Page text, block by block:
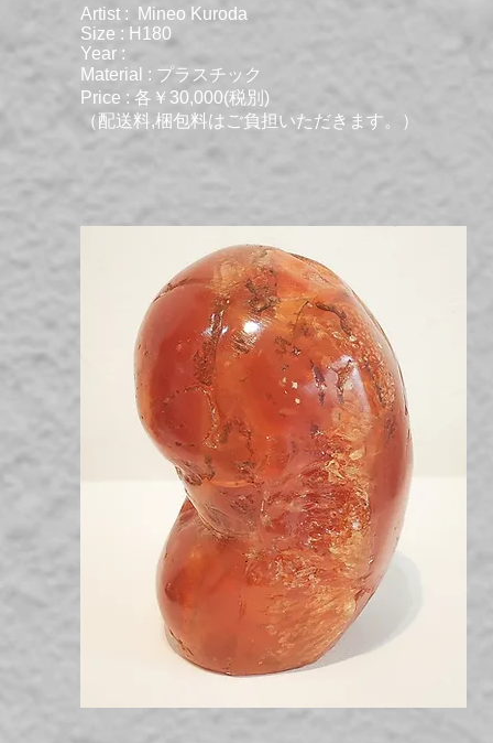
Artist : Mineo Kuroda
Size : H180
Year :
Material : プラスチック
Price : 各￥30,000(税別)
（配送料,梱包料はご負担いただきます。）